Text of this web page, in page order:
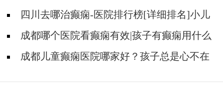
好? 四川去哪治癫痫-医院排行榜[详细排名]小儿
癫痫如何治疗?
成都哪个医院看癫痫有效|孩子有癫痫用什么
方法治比较好?
成都儿童癫痫医院哪家好？孩子总是心不在